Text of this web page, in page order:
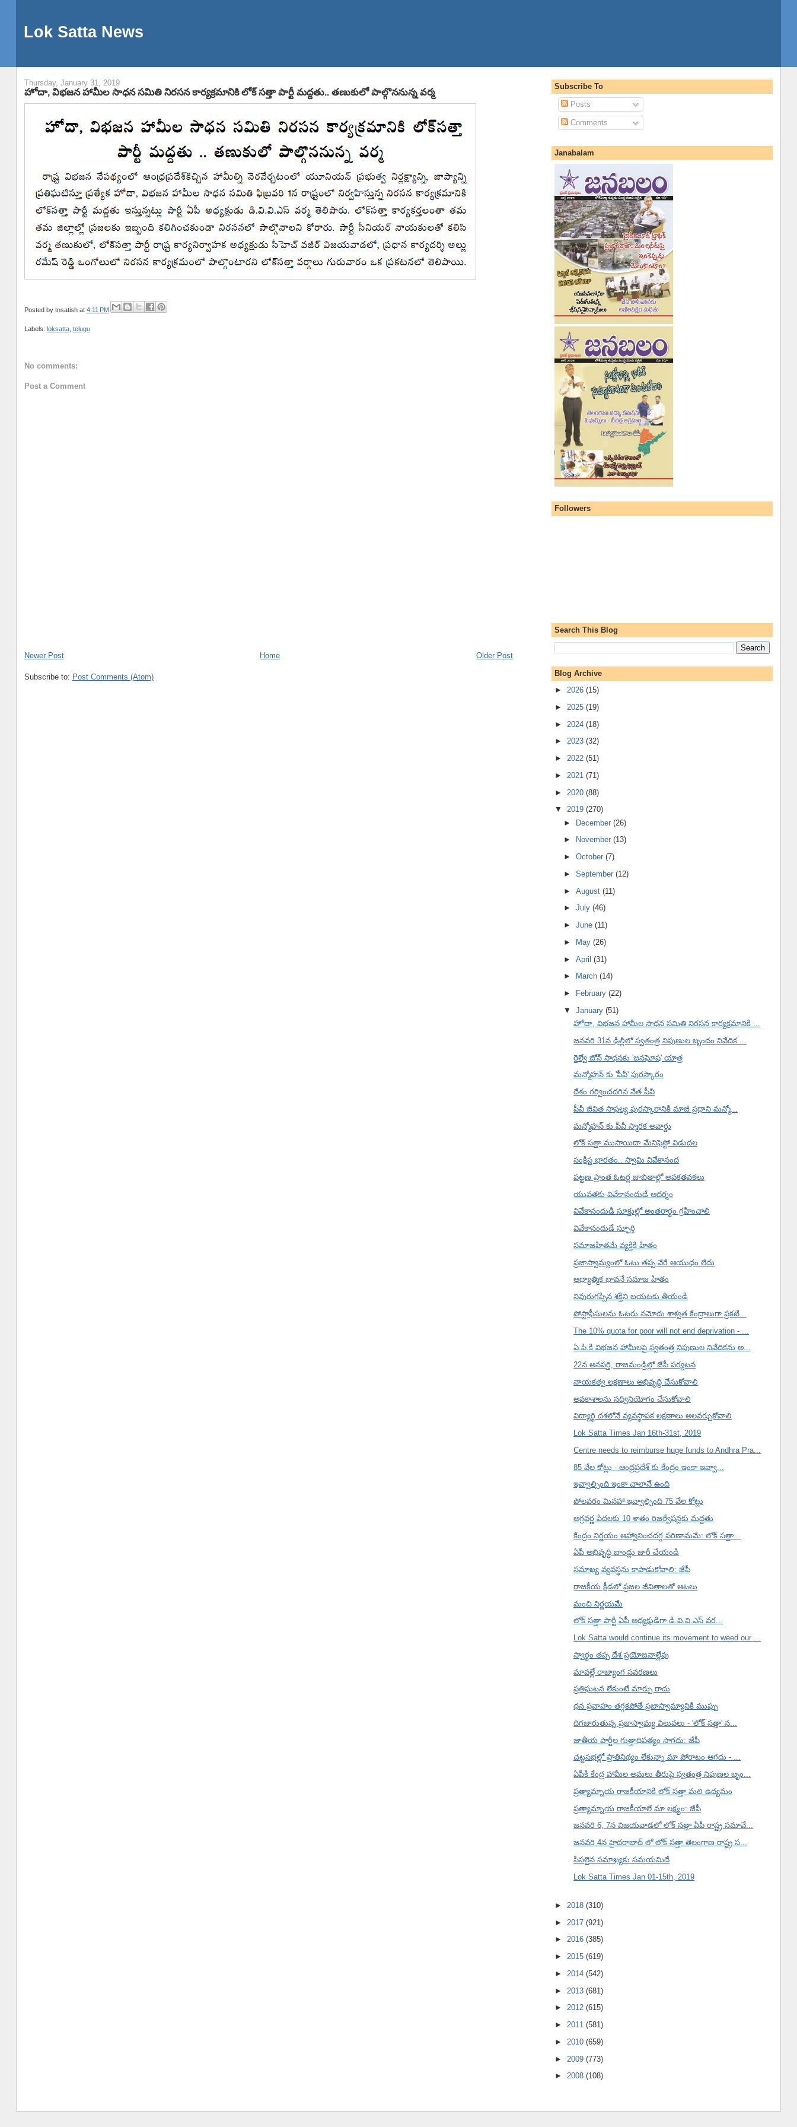
Lok Satta News
Thursday, January 31, 2019
హోదా, విభజన హామీల సాధన సమితి నిరసన కార్యక్రమానికి లోక్ సత్తా పార్టీ మద్దతు.. తణుకులో పాల్గొననున్న వర్మ
Posted by tnsatish at 4:11 PM
Labels: loksatta, telugu
No comments:
Post a Comment
Newer Post Older Post
Home
Subscribe to: Post Comments (Atom)
Subscribe To
Posts
Comments
Janabalam
Followers
Search This Blog
Blog Archive
► 2026 (15)
► 2025 (19)
► 2024 (18)
► 2023 (32)
► 2022 (51)
► 2021 (71)
► 2020 (88)
▼ 2019 (270)
► December(26)
►
November(13)
►October(7)
►September(12)
►August(11)
►July(46)
►June(11)
►
May(26)
►April(31)
►
March(14)
►
February(22)
▼January(51)
హోదా, విభజన హామీల సాధన సమితి నిరసన కార్యక్రమానికి ...
జనవరి 31న ఢిల్లీలో స్వతంత్ర నిపుణుల బృందం నివేదిక ...
రైల్వే జోన్ సాధనకు 'జనఘోష' యాత్ర
మన్మోహన్ కు 'పీవీ' పురస్కారం
దేశం గర్వించదగిన నేత పీవీ
పీవీ జీవిత సాఫల్య పురస్కారానికి మాజీ ప్రధాని మన్మో...
మన్మోహన్ కు పీవీ స్మారక అవార్డు
లోక్ సత్తా ముసాయిదా మేనిఫెస్టో విడుదల
సంక్షిప్త భారతం.. స్వామి వివేకానంద
పట్టణ ప్రాంత ఓటర్ల జాబితాల్లో అవకతవకలు
యువతకు వివేకానందుడే ఆదర్శం
వివేకానందుడి సూక్తుల్లో అంతరార్థం గ్రహించాలి
వివేకానందుడే స్ఫూర్తి
సమాజహితమే వ్యక్తికి హితం
ప్రజాస్వామ్యంలో ఓటు తప్ప వేరే ఆయుధం లేదు
ఆధ్యాత్మిక భావనే సమాజ హితం
నివురుగప్పిన శక్తిని బయటకు తీయండి
పోస్టాఫీసులను ఓటరు నమోదు శాశ్వత కేంద్రాలుగా ప్రకటి...
The 10% quota for poor will not end deprivation - ...
ఏ.పి.కి విభజన హామీలపై స్వతంత్ర నిపుణుల నివేదికను అ...
22న అనపర్తి, రాజమండ్రిల్లో జేపీ పర్యటన
నాయకత్వ లక్షణాలు అభివృద్ధి చేసుకోవాలి
అవకాశాలను సద్వినియోగం చేసుకోవాలి
విద్యార్థి దశలోనే వ్యవస్థాపక లక్షణాలు అలవర్చుకోవాలి
Lok Satta Times Jan 16th-31st, 2019
Centre needs to reimburse huge funds to Andhra Pra...
85 వేల కోట్లు - ఆంధ్రప్రదేశ్ కు కేంద్రం ఇంకా ఇవ్వా...
ఇవ్వాల్సింది ఇంకా చాలానే ఉంది
పోలవరం మినహా ఇవ్వాల్సింది 75 వేల కోట్లు
అగ్రవర్ణ పేదలకు 10 శాతం రిజర్వేషన్లకు మద్దతు
కేంద్రం నిర్ణయం ఆహ్వానించదగ్గ పరిణామమే: లోక్ సత్తా...
ఏపీ అభివృద్ధి బాండ్లు జారీ చేయండి
సమాఖ్య వ్యవస్థను కాపాడుకోవాలి: జేపీ
రాజకీయ క్రీడలో ప్రజల జీవితాలతో ఆటలు
మంచి నిర్ణయమే
లోక్ సత్తా పార్టీ ఏపీ అధ్యక్షుడిగా డి.వి.వి.ఎస్ వర...
Lok Satta would continue its movement to weed our ...
స్వార్థం తప్ప దేశ ప్రయోజనాల్లేవు
మావల్లే రాజ్యాంగ సవరణలు
ప్రతిఘటన లేకుంటే మార్పు రాదు
ధన ప్రవాహం తగ్గకపోతే ప్రజాస్వామ్యానికి ముప్పు
దిగజారుతున్న ప్రజాస్వామ్య విలువలు - 'లోక్ సత్తా' న...
జాతీయ పార్టీల గుత్తాధిపత్యం సాగదు: జేపీ
చట్టసభల్లో ప్రాతినిథ్యం లేకున్నా మా పోరాటం ఆగదు - ...
ఏపీకి కేంద్ర హామీల అమలు తీరుపై స్వతంత్ర నిపుణల బృం...
ప్రత్యామ్నాయ రాజకీయానికి లోక్ సత్తా మలి ఉద్యమం
ప్రత్యామ్నాయ రాజకీయాలే మా లక్ష్యం: జేపీ
జనవరి 6, 7న విజయవాడలో లోక్ సత్తా ఏపీ రాష్ట్ర సమావే...
జనవరి 4న హైదరాబాద్ లో లోక్ సత్తా తెలంగాణ రాష్ట్ర స...
సిసలైన సమాఖ్యకు సమయమిదే
Lok Satta Times Jan 01-15th, 2019
► 2018 (310)
► 2017 (921)
► 2016 (385)
► 2015 (619)
► 2014 (542)
► 2013 (681)
► 2012 (615)
► 2011 (581)
► 2010 (659)
► 2009 (773)
► 2008 (108)